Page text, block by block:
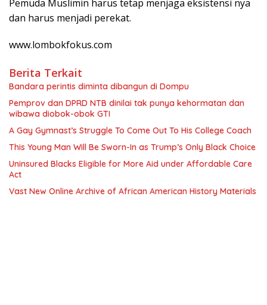
Pemuda Muslimin harus tetap menjaga eksistensi nya
dan harus menjadi perekat.
www.lombokfokus.com
Berita Terkait
Bandara perintis diminta dibangun di Dompu
Pemprov dan DPRD NTB dinilai tak punya kehormatan dan
wibawa diobok-obok GTI
A Gay Gymnast’s Struggle To Come Out To His College Coach
This Young Man Will Be Sworn-In as Trump’s Only Black Choice
Uninsured Blacks Eligible for More Aid under Affordable Care
Act
Vast New Online Archive of African American History Materials